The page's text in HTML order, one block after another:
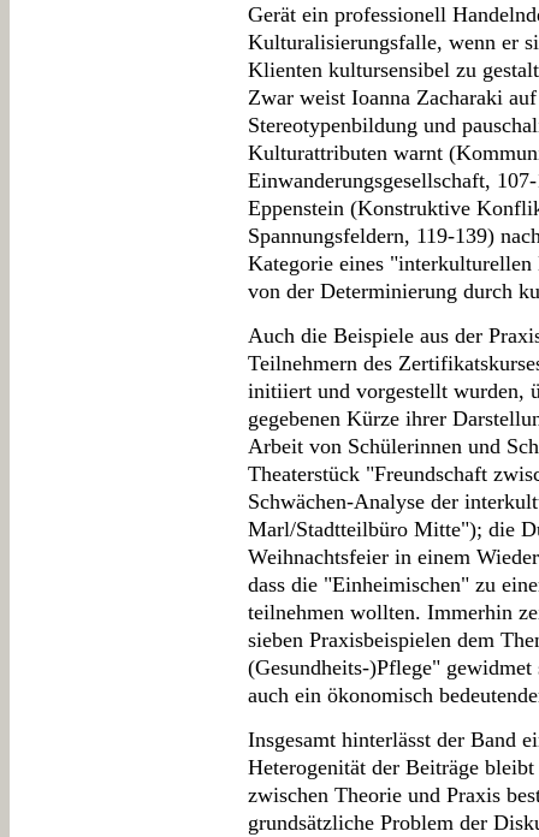
Gerät ein professionell
Kulturalisierungsfalle, wenn er
Klienten kultursensibel zu
Zwar weist Ioanna Zacharaki
Stereotypenbildung und
Kulturattributen warnt
Einwanderungsgesellschaft,
Eppenstein (Konstruktive
Spannungsfeldern, 119-139)
Kategorie eines
von der Determinierung durch
Auch die Beispiele aus der
Teilnehmern des
initiiert und vorgestellt wurden,
gegebenen Kürze ihrer
Arbeit von Schülerinnen und
Theaterstück "Freundschaft
Schwächen-Analyse der
Marl/Stadtteilbüro Mitte"); die
Weihnachtsfeier in einem
dass die "Einheimischen" zu
teilnehmen wollten. Immerhin
sieben Praxisbeispielen dem
(Gesundheits-)Pflege"
auch ein ökonomisch
Insgesamt hinterlässt der Band
Heterogenität der Beiträge
zwischen Theorie und Praxis
grundsätzliche Problem der